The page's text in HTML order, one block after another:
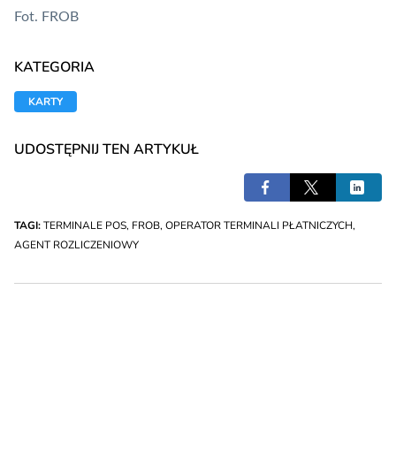
Fot. FROB
KATEGORIA
KARTY
UDOSTĘPNIJ TEN ARTYKUŁ
TAGI:TERMINALE POS, FROB, OPERATOR TERMINALI PŁATNICZYCH,
AGENT ROZLICZENIOWY